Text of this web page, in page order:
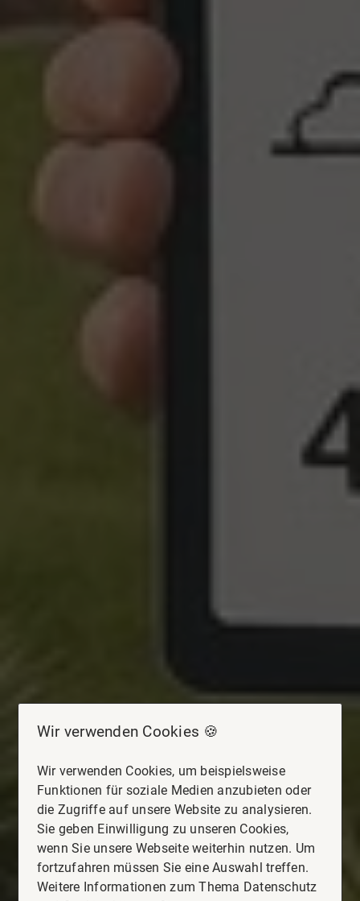
Wir verwenden Cookies 🍪
Wir verwenden Cookies, um beispielsweise
Funktionen für soziale Medien anzubieten oder
die Zugriffe auf unsere Website zu analysieren.
Sie geben Einwilligung zu unseren Cookies,
wenn Sie unsere Webseite weiterhin nutzen. Um
fortzufahren müssen Sie eine Auswahl treffen.
Weitere Informationen zum Thema Datenschutz